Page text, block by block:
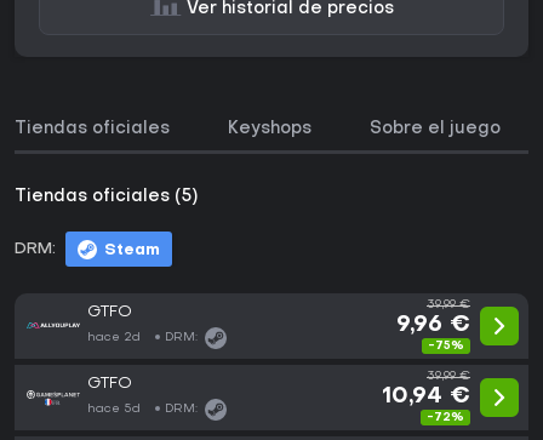
Ver historial de precios
Tiendas oficiales Keyshops Sobre el juego
Tiendas oficiales (5)
DRM: Steam
GTFO
hace 2d DRM:
39,99 €
9,96 €
-75%
GTFO
hace 5d DRM:
39,99 €
10,94 €
-72%